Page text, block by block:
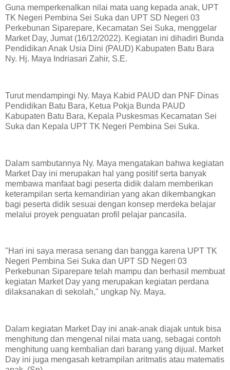
Guna memperkenalkan nilai mata uang kepada anak, UPT
TK Negeri Pembina Sei Suka dan UPT SD Negeri 03
Perkebunan Siparepare, Kecamatan Sei Suka, menggelar
Market Day, Jumat (16/12/2022). Kegiatan ini dihadiri Bunda
Pendidikan Anak Usia Dini (PAUD) Kabupaten Batu Bara
Ny. Hj. Maya Indriasari Zahir, S.E.
Turut mendampingi Ny. Maya Kabid PAUD dan PNF Dinas
Pendidikan Batu Bara, Ketua Pokja Bunda PAUD
Kabupaten Batu Bara, Kepala Puskesmas Kecamatan Sei
Suka dan Kepala UPT TK Negeri Pembina Sei Suka.
Dalam sambutannya Ny. Maya mengatakan bahwa kegiatan
Market Day ini merupakan hal yang positif serta banyak
membawa manfaat bagi peserta didik dalam memberikan
keterampilan serta kemandirian yang akan dikembangkan
bagi peserta didik sesuai dengan konsep merdeka belajar
melalui proyek penguatan profil pelajar pancasila.
"Hari ini saya merasa senang dan bangga karena UPT TK
Negeri Pembina Sei Suka dan UPT SD Negeri 03
Perkebunan Siparepare telah mampu dan berhasil membuat
kegiatan Market Day yang merupakan kegiatan perdana
dilaksanakan di sekolah," ungkap Ny. Maya.
Dalam kegiatan Market Day ini anak-anak diajak untuk bisa
menghitung dan mengenal nilai mata uang, sebagai contoh
menghitung uang kembalian dari barang yang dijual. Market
Day ini juga mengasah ketrampilan aritmatis atau matematis